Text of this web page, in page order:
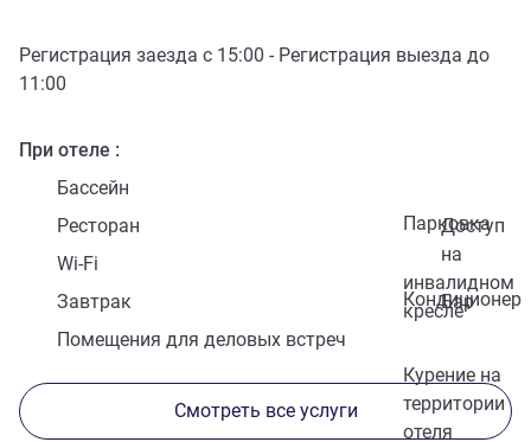
Регистрация заезда с 15:00 - Регистрация выезда до
11:00
При отеле
Бассейн
Парковка
Ресторан
Доступ
на
инвалидном
кресле
Wi-Fi
Кондиционер
Завтрак
Бар
Помещения для деловых встреч
Курение на
территории
отеля
Смотреть все услуги